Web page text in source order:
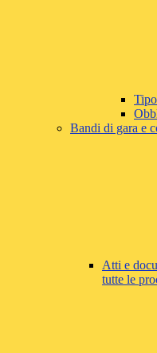
Bandi di gara e
Atti e
tutte le